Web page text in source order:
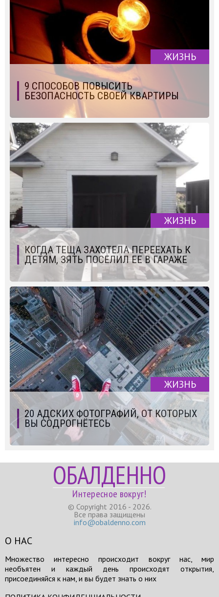
ЖИЗНЬ
9 СПОСОБОВ ПОВЫСИТЬ
БЕЗОПАСНОСТЬ СВОЕЙ КВАРТИРЫ
ЖИЗНЬ
КОГДА ТЕЩА ЗАХОТЕЛА ПЕРЕЕХАТЬ К
ДЕТЯМ, ЗЯТЬ ПОСЕЛИЛ ЕЕ В ГАРАЖЕ
ЖИЗНЬ
20 АДСКИХ ФОТОГРАФИЙ, ОТ КОТОРЫХ
ВЫ СОДРОГНЁТЕСЬ
ОБАЛДЕННО
Интересное вокруг!
© Copyright 2016 - 2026.
Все права защищены
info@obaldenno.com
О НАС
Множество интересно происходит вокруг нас, мир
необъятен и каждый день происходят открытия,
присоединяйся к нам, и вы будет знать о них